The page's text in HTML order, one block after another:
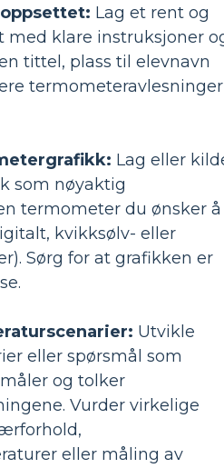
Lag et rent og
med klare instruksjoner
tittel, plass til elevnavn
termometeravlesninger
Lag eller
som nøyaktig
termometer du ønsker å
kvikksølv- eller
Sørg for at grafikken er
Utvikle
eller spørsmål som
og tolker
Vurder virkelige
eller måling av